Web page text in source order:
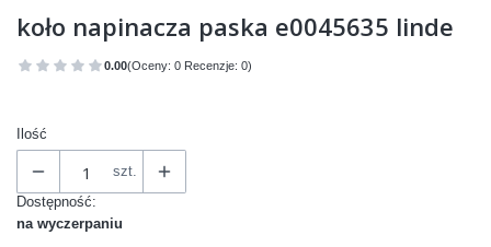
koło napinacza paska e0045635 linde
0.00(Oceny: 0 Recenzje: 0)
Przejdź do sekcji Opinie
Ilość
szt.
Dostępność:
na wyczerpaniu